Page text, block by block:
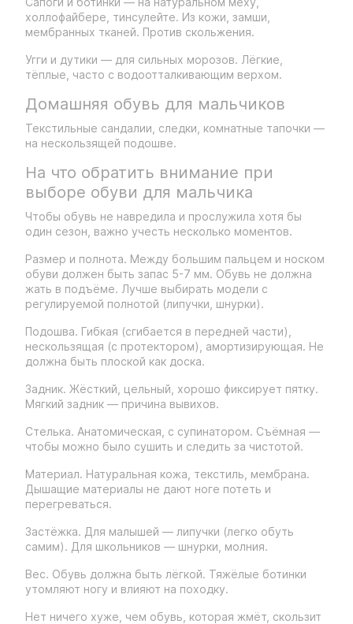
холлофайбере, тинсулейте. Из кожи, замши,
мембранных тканей. Против скольжения.
Угги и дутики — для сильных морозов. Лёгкие,
тёплые, часто с водоотталкивающим верхом.
Домашняя обувь для мальчиков
Текстильные сандалии, следки, комнатные тапочки —
на нескользящей подошве.
На что обратить внимание при
выборе обуви для мальчика
Чтобы обувь не навредила и прослужила хотя бы
один сезон, важно учесть несколько моментов.
Размер и полнота. Между большим пальцем и носком
обуви должен быть запас 5-7 мм. Обувь не должна
жать в подъёме. Лучше выбирать модели с
регулируемой полнотой (липучки, шнурки).
Подошва. Гибкая (сгибается в передней части),
нескользящая (с протектором), амортизирующая. Не
должна быть плоской как доска.
Задник. Жёсткий, цельный, хорошо фиксирует пятку.
Мягкий задник — причина вывихов.
Стелька. Анатомическая, с супинатором. Съёмная —
чтобы можно было сушить и следить за чистотой.
Материал. Натуральная кожа, текстиль, мембрана.
Дышащие материалы не дают ноге потеть и
перегреваться.
Застёжка. Для малышей — липучки (легко обуть
самим). Для школьников — шнурки, молния.
Вес. Обувь должна быть лёгкой. Тяжёлые ботинки
утомляют ногу и влияют на походку.
Нет ничего хуже, чем обувь, которая жмёт, скользит